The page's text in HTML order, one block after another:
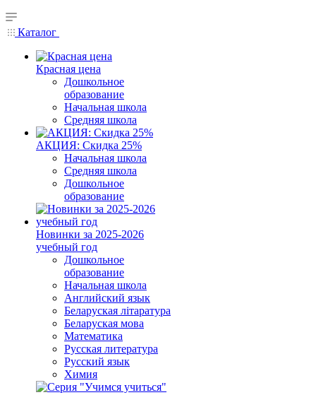
Каталог
Красная цена
Дошкольное
образование
Начальная школа
Средняя школа
АКЦИЯ: Скидка 25%
Начальная школа
Средняя школа
Дошкольное
образование
Новинки за 2025-2026
учебный год
Дошкольное
образование
Начальная школа
Английский язык
Беларуская літаратура
Беларуская мова
Математика
Русская литература
Русский язык
Химия